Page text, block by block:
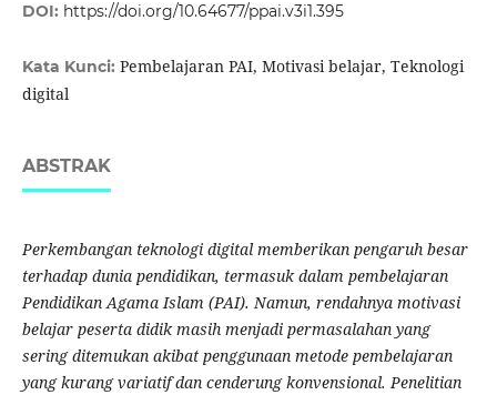
DOI: https://doi.org/10.64677/ppai.v3i1.395
Kata Kunci: Pembelajaran PAI, Motivasi belajar, Teknologi
digital
ABSTRAK
Perkembangan teknologi digital memberikan pengaruh besar
terhadap dunia pendidikan, termasuk dalam pembelajaran
Pendidikan Agama Islam (PAI). Namun, rendahnya motivasi
belajar peserta didik masih menjadi permasalahan yang
sering ditemukan akibat penggunaan metode pembelajaran
yang kurang variatif dan cenderung konvensional. Penelitian